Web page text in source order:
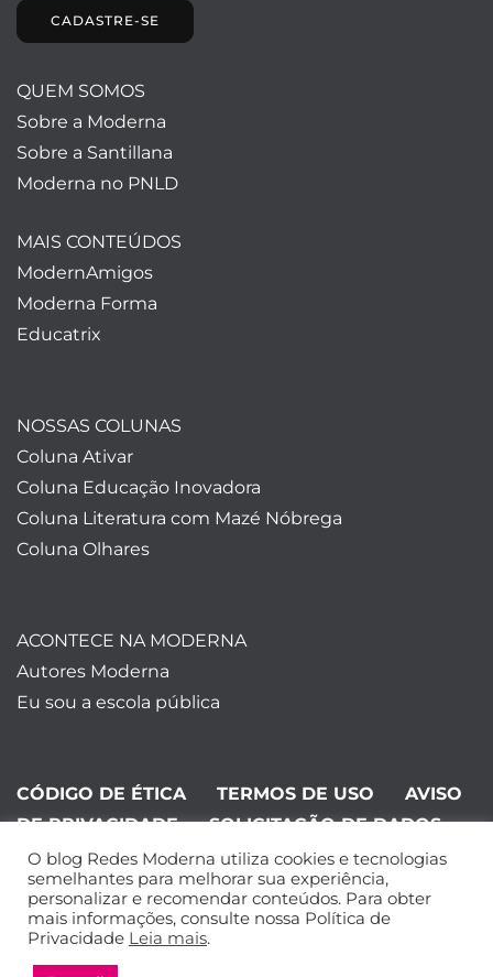
CADASTRE-SE
QUEM SOMOS
Sobre a Moderna
Sobre a Santillana
Moderna no PNLD
MAIS CONTEÚDOS
ModernAmigos
Moderna Forma
Educatrix
NOSSAS COLUNAS
Coluna Ativar
Coluna Educação Inovadora
Coluna Literatura com Mazé Nóbrega
Coluna Olhares
ACONTECE NA MODERNA
Autores Moderna
Eu sou a escola pública
CÓDIGO DE ÉTICA TERMOS DE USO
AVISO
DE PRIVACIDADE
SOLICITAÇÃO DE DADOS
©Editora Moderna 2024. Todos os
direitos reservados.
O blog Redes Moderna utiliza cookies e tecnologias
semelhantes para melhorar sua experiência,
personalizar e recomendar conteúdos. Para obter
mais informações, consulte nossa Política de
Privacidade Leia mais.